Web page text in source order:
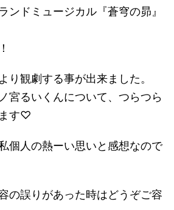
ンドミュージカル『蒼穹の昴』
り観劇する事が出来ました。
宮るいくんについて、つらつら
す♡
個人の熱ーい思いと感想なので
の誤りがあった時はどうぞご容